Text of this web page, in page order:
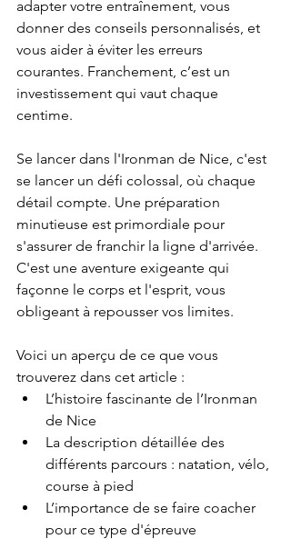
adapter votre entraînement, vous
donner des conseils personnalisés, et
vous aider à éviter les erreurs
courantes. Franchement, c’est un
investissement qui vaut chaque
centime.
Se lancer dans l'Ironman de Nice, c'est
se lancer un défi colossal, où chaque
détail compte. Une préparation
minutieuse est primordiale pour
s'assurer de franchir la ligne d'arrivée.
C'est une aventure exigeante qui
façonne le corps et l'esprit, vous
obligeant à repousser vos limites.
Voici un aperçu de ce que vous
trouverez dans cet article :
L’histoire fascinante de l’Ironman
de Nice
La description détaillée des
différents parcours : natation, vélo,
course à pied
L’importance de se faire coacher
pour ce type d'épreuve